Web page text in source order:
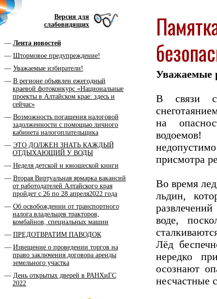
Версия для
слабовидящих
Лента новостей
Штормовое предупреждение!
Уважаемые избиратели!
В регионе объявлен ежегодный
краевой фотоконкурс «Национальные
проекты в Алтайском крае: здесь и
сейчас»
Возможность погашения налоговой
задолженности с помощью личного
кабинета налогоплательщика
ЭТО ДОЛЖЕН ЗНАТЬ КАЖДЫЙ
ОТДЫХАЮЩИЙ У ВОДЫ
Неделя детской и юношеской книги
Вторая Виртуальная ярмарка вакансий
от работодателей Алтайского края
пройдет с 26 по 28 апреля2022 года
Об освобождении от транспортного
налога владельцев тракторов,
комбайнов, специальных машин
ПРЕДОТВРАТИМ ПАВОДОК
Извещение о проведении торгов на
право заключения договора аренды
земельного участка
День открытых дверей в РАНХиГС
2022
Уважаемые
В связи с
на
водоемов!
присмотра
Во время
льдин,
воде,
Лёд
нередко
осознают
несчастные